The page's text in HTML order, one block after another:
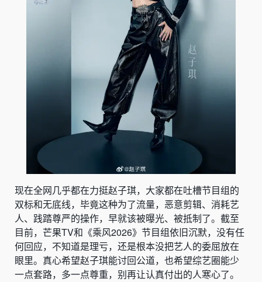
现在全网几乎都在力挺赵子琪，大家都在吐槽节目组的
双标和无底线，毕竟这种为了流量，恶意剪辑、消耗艺
人、践踏尊严的操作，早就该被曝光、被抵制了。截至
目前，芒果TV和《乘风2026》节目组依旧沉默，没有任
何回应，不知道是理亏，还是根本没把艺人的委屈放在
眼里。真心希望赵子琪能讨回公道，也希望综艺圈能少
一点套路，多一点尊重，别再让认真付出的人寒心了。